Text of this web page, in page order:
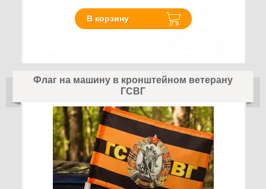
В корзину
Флаг на машину в кронштейном ветерану
ГСВГ